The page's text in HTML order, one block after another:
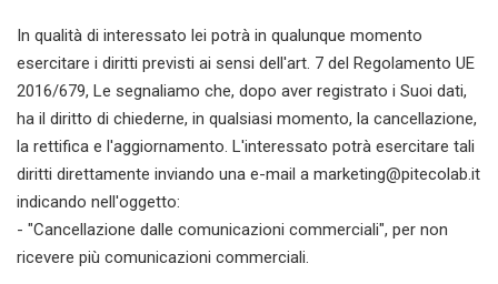
In qualità di interessato lei potrà in qualunque momento
esercitare i diritti previsti ai sensi dell'art. 7 del Regolamento UE
2016/679, Le segnaliamo che, dopo aver registrato i Suoi dati,
ha il diritto di chiederne, in qualsiasi momento, la cancellazione,
la rettifica e l'aggiornamento. L'interessato potrà esercitare tali
diritti direttamente inviando una e-mail a marketing@pitecolab.it
indicando nell'oggetto:
- "Cancellazione dalle comunicazioni commerciali", per non
ricevere più comunicazioni commerciali.